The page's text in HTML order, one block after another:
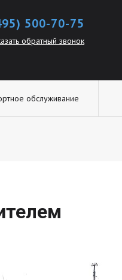
500-70-75
обратный звонок
обслуживание